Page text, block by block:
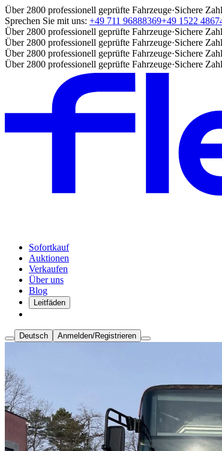
Über 2800 professionell geprüfte Fahrzeuge·Sichere
Sprechen Sie mit uns: +49 711 96888369+49 1522
Über 2800 professionell geprüfte Fahrzeuge·Sichere
Über 2800 professionell geprüfte Fahrzeuge·Sichere
Über 2800 professionell geprüfte Fahrzeuge·Sichere
Über 2800 professionell geprüfte Fahrzeuge·Sichere
Sofortkauf
Auktionen
Verkaufen
Über uns
Blog
Leitfäden
Deutsch Anmelden/Registrieren